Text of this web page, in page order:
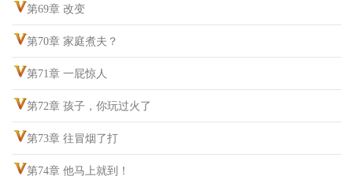
第69章 改变
第70章 家庭煮夫？
第71章 一屁惊人
第72章 孩子，你玩过火了
第73章 往冒烟了打
第74章 他马上就到！